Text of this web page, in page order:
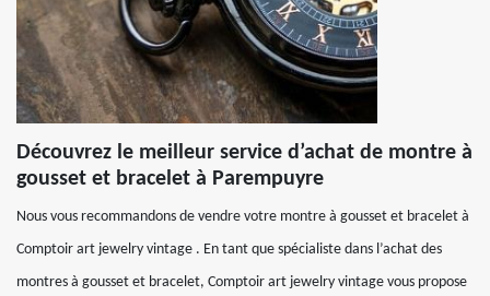
Découvrez le meilleur service d’achat de montre à
gousset et bracelet à Parempuyre
Nous vous recommandons de vendre votre montre à gousset et bracelet à
Comptoir art jewelry vintage . En tant que spécialiste dans l’achat des
montres à gousset et bracelet, Comptoir art jewelry vintage vous propose